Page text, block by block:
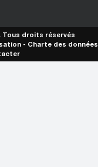
Tous droits réservés
- Charte des données